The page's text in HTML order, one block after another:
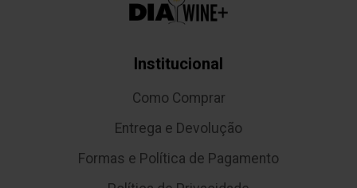
Institucional
Como Comprar
Entrega e Devolução
Formas e Política de Pagamento